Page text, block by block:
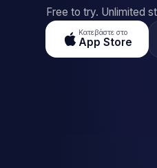
Free to try. Unlimited
Κατεβάστε στο
App Store